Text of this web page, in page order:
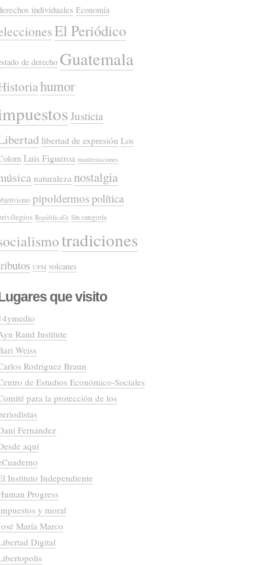
individuales Economía
El Periódico
de derecho Guatemala
humor
Justicia
libertad de expresión Los
Luis Figueroa manifestaciones
naturaleza nostalgia
pipoldermospolítica
RepúblicaGt Sin categoría
tradiciones
UFM volcanes
que visito
Rand Institute
Weiss
Rodríguez Braun
de Estudios Económico-Sociales
para la protección de los
Fernández
aquí
Instituto Independiente
Progress
y moral
María Marco
Digital